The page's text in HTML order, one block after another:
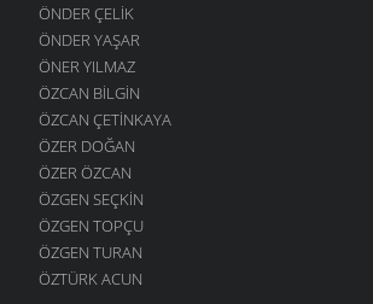
ÖNDER ÇELIK
ÖNDER YAŞAR
ÖNER YILMAZ
ÖZCAN BILGIN
ÖZCAN ÇETINKAYA
ÖZER DOĞAN
ÖZER ÖZCAN
ÖZGEN SEÇKIN
ÖZGEN TOPÇU
ÖZGEN TURAN
ÖZTÜRK ACUN